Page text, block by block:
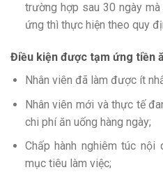
trường hợp sau 30 ngày
ứng thì thực hiện theo quy
Điều kiện được tạm ứng tiền
Nhân viên đã làm được ít
Nhân viên mới và thực tế
chi phí ăn uống hàng ngày;
Chấp hành nghiêm túc nội
mục tiêu làm việc;